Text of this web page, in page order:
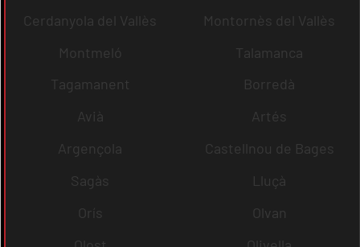
Cerdanyola del Vallès
Montornès del Vallès
Montmeló
Talamanca
Tagamanent
Borredà
Avià
Artés
Argençola
Castellnou de Bages
Sagàs
Lluçà
Orís
Olvan